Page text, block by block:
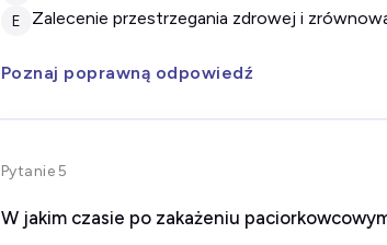
E Zalecenie przestrzegania zdrowej i
Poznaj poprawną odpowiedź
Pytanie 5
W jakim czasie po zakażeniu